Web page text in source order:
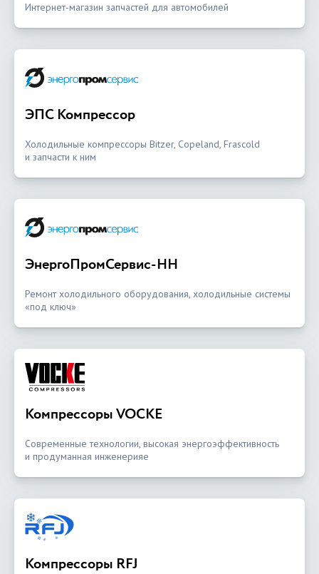
Интернет-магазин запчастей для автомобилей
ЭПС Компрессор
Холодильные компрессоры Bitzer, Copeland, Frascold
и запчасти к ним
ЭнергоПромСервис-НН
Ремонт холодильного оборудования, холодильные системы
«под ключ»
Компрессоры VOCKE
Современные технологии, высокая энергоэффективность
и продуманная инженерияе
Компрессоры RFJ